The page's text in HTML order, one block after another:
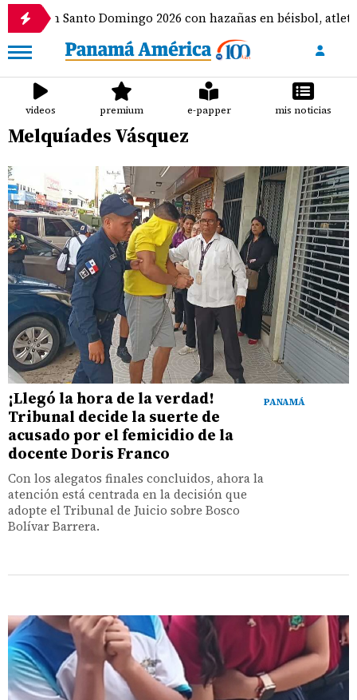
Domingo 2026 con hazañas en béisbol, atletismo y
videos premium e-papper mis noticias
Melquíades Vásquez
PANAMÁ
¡Llegó la hora de la verdad!
Tribunal decide la suerte de
acusado por el femicidio de la
docente Doris Franco
Con los alegatos finales concluidos, ahora la
atención está centrada en la decisión que
adopte el Tribunal de Juicio sobre Bosco
Bolívar Barrera.